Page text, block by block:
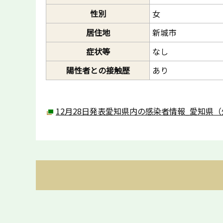
性別
女
居住地
新城市
症状等
なし
陽性者との接触歴
あり
12月28日発表愛知県内の感染者情報_愛知県（